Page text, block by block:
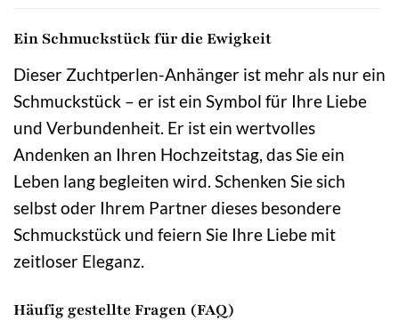
Ein Schmuckstück für die Ewigkeit
Dieser Zuchtperlen-Anhänger ist mehr als nur ein
Schmuckstück – er ist ein Symbol für Ihre Liebe
und Verbundenheit. Er ist ein wertvolles
Andenken an Ihren Hochzeitstag, das Sie ein
Leben lang begleiten wird. Schenken Sie sich
selbst oder Ihrem Partner dieses besondere
Schmuckstück und feiern Sie Ihre Liebe mit
zeitloser Eleganz.
Häufig gestellte Fragen (FAQ)